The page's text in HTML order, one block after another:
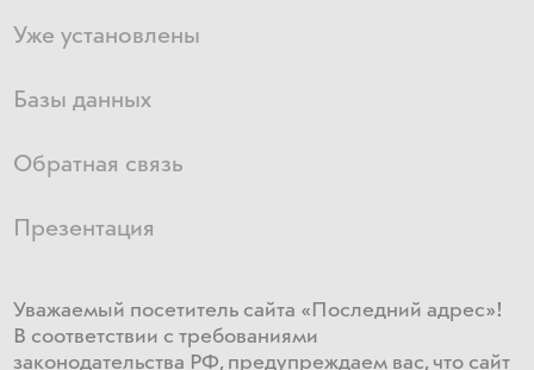
Уже установлены
Базы данных
Обратная связь
Презентация
Уважаемый посетитель сайта «Последний адрес»!
В соответствии с требованиями
законодательства РФ, предупреждаем вас, что сайт